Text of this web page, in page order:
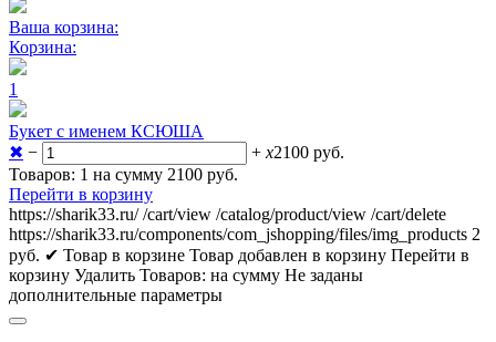
Ваша корзина:
Корзина:
1
Букет с именем КСЮША
✖ − + x2100 руб.
Товаров: 1 на сумму 2100 руб.
Перейти в корзину
https://sharik33.ru/ /cart/view /catalog/product/view /cart/delete
https://sharik33.ru/components/com_jshopping/files/img_products 2
руб. ✔ Товар в корзине Товар добавлен в корзину Перейти в
корзину Удалить Товаров: на сумму Не заданы
дополнительные параметры